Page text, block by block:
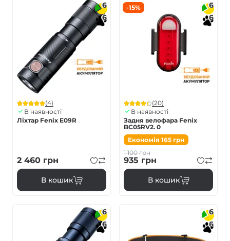
6
6
(4)
В наявності
Ліхтар Fenix E09R
2 460 грн
В кошик
-15%
6
6
(20)
В наявності
Задня велофара Fenix
BC05RV2. 0
Економія 165 грн
1 100грн
935 грн
В кошик
6
6
6
6